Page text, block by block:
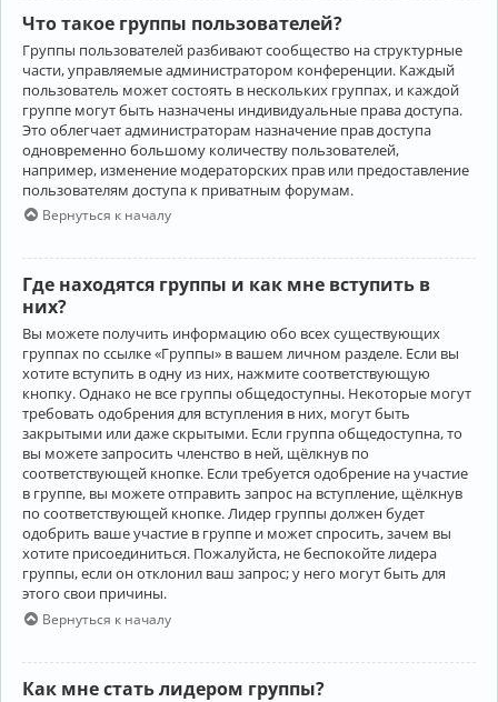
Что такое группы пользователей?
Группы пользователей разбивают сообщество на структурные
части, управляемые администратором конференции. Каждый
пользователь может состоять в нескольких группах, и каждой
группе могут быть назначены индивидуальные права доступа.
Это облегчает администраторам назначение прав доступа
одновременно большому количеству пользователей,
например, изменение модераторских прав или предоставление
пользователям доступа к приватным форумам.
Вернуться к началу
Где находятся группы и как мне вступить в
них?
Вы можете получить информацию обо всех существующих
группах по ссылке «Группы» в вашем личном разделе. Если вы
хотите вступить в одну из них, нажмите соответствующую
кнопку. Однако не все группы общедоступны. Некоторые могут
требовать одобрения для вступления в них, могут быть
закрытыми или даже скрытыми. Если группа общедоступна, то
вы можете запросить членство в ней, щёлкнув по
соответствующей кнопке. Если требуется одобрение на участие
в группе, вы можете отправить запрос на вступление, щёлкнув
по соответствующей кнопке. Лидер группы должен будет
одобрить ваше участие в группе и может спросить, зачем вы
хотите присоединиться. Пожалуйста, не беспокойте лидера
группы, если он отклонил ваш запрос; у него могут быть для
этого свои причины.
Вернуться к началу
Как мне стать лидером группы?